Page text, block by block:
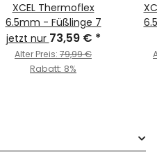
XCEL Thermoflex
6.5mm - Füßlinge 7
jetzt nur 73,59 € *
Alter Preis: 79,99 €
Rabatt: 8%